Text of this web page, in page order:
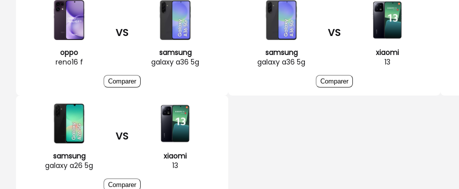
oppo
reno16 f
VS
samsung
galaxy a36 5g
Comparer
samsung
galaxy a36 5g
VS
xiaomi
13
Comparer
samsung
galaxy a26 5g
VS
xiaomi
13
Comparer